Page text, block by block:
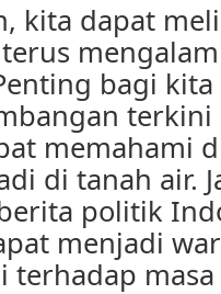
kita dapat
bagi
memahami
di tanah air.
politik
menjadi
terhadap